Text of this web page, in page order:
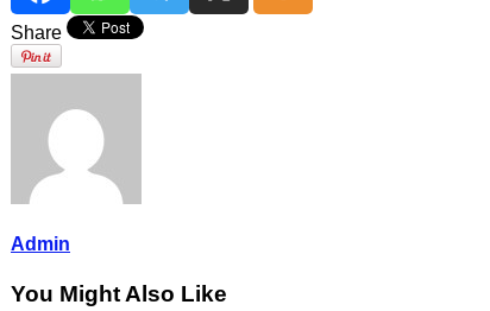
Share
Admin
You Might Also Like